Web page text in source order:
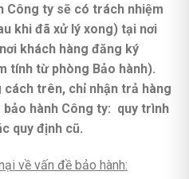
Công ty sẽ có trách nhiệm
khi đã xử lý xong) tại nơi
khách hàng đăng ký
tính từ phòng Bảo hành).
trên, chỉ nhận trả hàng
hành Công ty: quy trình
quy định cũ.
về vấn đề bảo hành: